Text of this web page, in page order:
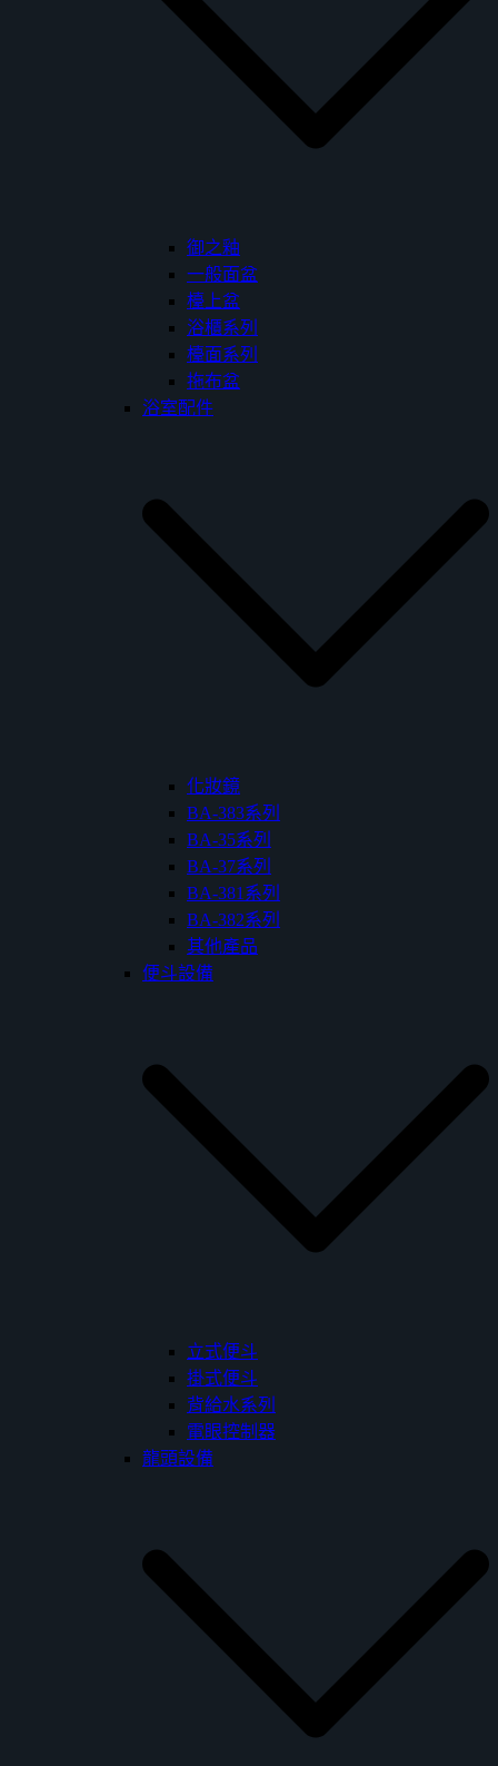
御之釉
一般面盆
檯上盆
浴櫃系列
檯面系列
拖布盆
浴室配件
化妝鏡
BA-383系列
BA-35系列
BA-37系列
BA-381系列
BA-382系列
其他產品
便斗設備
立式便斗
掛式便斗
背給水系列
電眼控制器
龍頭設備